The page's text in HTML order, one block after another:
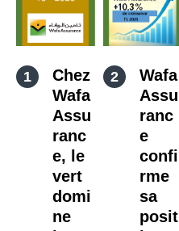
Chez
Wafa
Assu
ranc
e, le
vert
domi
ne
Wafa
Assu
ranc
e
confi
rme
sa
posit